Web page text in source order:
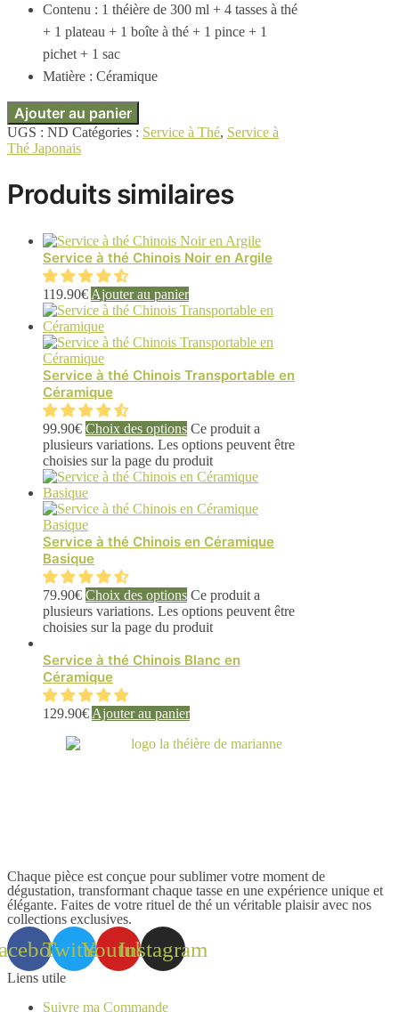
Contenu : 1 théière de 300 ml + 4 tasses à thé
+ 1 plateau + 1 boîte à thé + 1 pince + 1
pichet + 1 sac
Matière : Céramique
Ajouter au panier
UGS : ND Catégories : Service à Thé, Service à
Thé Japonais
Produits similaires
Service à thé Chinois Noir en Argile
119.90€ Ajouter au panier
Service à thé Chinois Transportable en
Céramique
99.90€ Choix des options Ce produit a
plusieurs variations. Les options peuvent être
choisies sur la page du produit
Service à thé Chinois en Céramique
Basique
79.90€ Choix des options Ce produit a
plusieurs variations. Les options peuvent être
choisies sur la page du produit
Service à thé Chinois Blanc en
Céramique
129.90€ Ajouter au panier
Chaque pièce est conçue pour sublimer votre moment de
dégustation, transformant chaque tasse en une expérience unique et
élégante. Faites de votre rituel de thé un véritable plaisir avec nos
collections exclusives.
TwitterYoutubeInstagram
Liens utile
Suivre ma Commande